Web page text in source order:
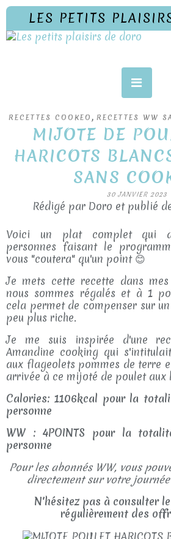
LES PETITS
RECETTES COOKEO , RECETTES WW
MIJOTE DE
HARICOTS
SANS
30 JANVIER 2023
Rédigé par Doro et publié
Voici un plat complet qui
personnes faisant le
vous "coutera" qu'un point 😊
Je mets cette recette dans
nous sommes régalés et à 1
cela permet de compenser sur
peu plus riche.
Je me suis inspirée d'une
Amandine cooking qui
aux flageolets pommes de terre
arrivée à ce mijoté de poulet aux
Calories: 1106kcal pour la
personne
WW : 4POINTS pour la
personne
Pour les abonnés WW, vous
directement sur votre
N'hésitez pas à consulter
régulièrement des